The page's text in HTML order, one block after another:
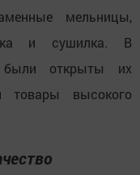
мельницы,
и сушилка. В
были открыты их
высокого